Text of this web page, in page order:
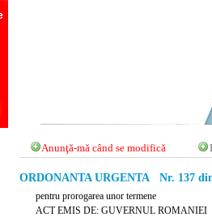
Anunţă-mă când se modifică
ORDONANTA URGENTA Nr. 137
pentru prorogarea unor termene
ACT EMIS DE: GUVERNUL ROMANIEI